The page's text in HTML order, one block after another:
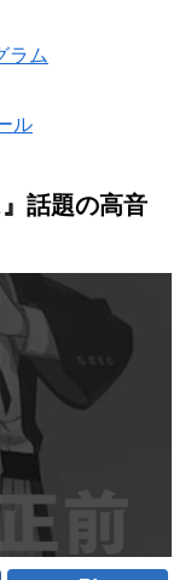
ラム
ル
話題の高音